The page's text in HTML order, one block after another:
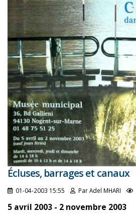
Écluses, barrages et canaux
01-04-2003 15:55 Par Adel MHARI
5 avril 2003 - 2 novembre 2003